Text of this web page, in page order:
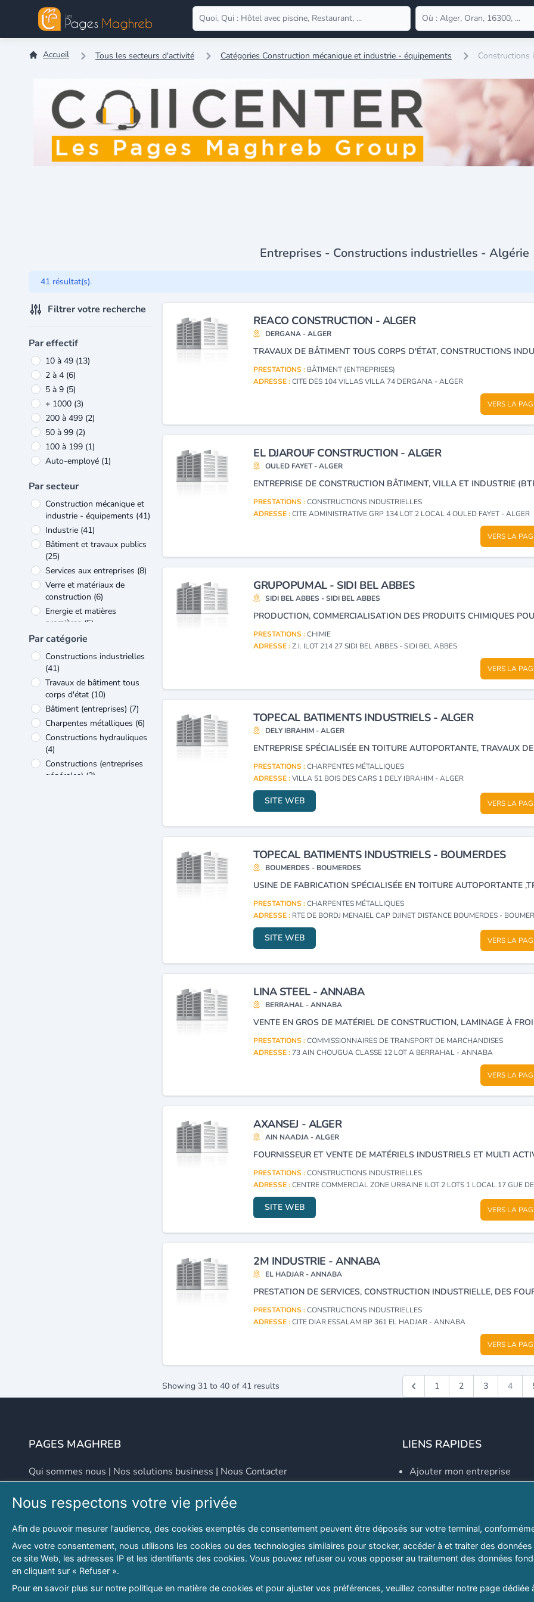
Accueil Tous les secteurs d'activité Catégories Construction mécanique et industrie - équipements Constructions
Entreprises - Constructions industrielles - Algérie
41 résultat(s).
Filtrer votre recherche
Par effectif
10 à 49 (13)
2 à 4 (6)
5 à 9 (5)
+ 1000 (3)
200 à 499 (2)
50 à 99 (2)
100 à 199 (1)
Auto-employé (1)
Par secteur
Construction mécanique et
industrie - équipements (41)
Industrie (41)
Bâtiment et travaux publics
(25)
Services aux entreprises (8)
Verre et matériaux de
construction (6)
Energie et matières
premières (5)
Métallurgie et travail des
Transports et services
connexes
Equipement électrique et
électronique(2)
Agriculture et élevage (1)
Par catégorie
Constructions industrielles
(41)
Travaux de bâtiment tous
corps d'état (10)
Bâtiment (entreprises) (7)
Charpentes métalliques (6)
Constructions hydrauliques
(4)
Constructions (entreprises
générales) (3)
REACO CONSTRUCTION - ALGER
DERGANA - ALGER
PRESTATIONS : BÂTIMENT (ENTREPRISES)
ADRESSE :CITE DES 104 VILLAS VILLA 74 DERGANA - ALGER
VERS LA
EL DJAROUF CONSTRUCTION - ALGER
OULED FAYET - ALGER
ENTREPRISE DE CONSTRUCTION BÂTIMENT, VILLA ET INDUSTRIE
PRESTATIONS :CONSTRUCTIONS INDUSTRIELLES
ADRESSE :CITE ADMINISTRATIVE GRP 134 LOT 2 LOCAL 4 OULED FAYET - ALGER
VERS LA
GRUPOPUMAL - SIDI BEL ABBES
SIDI BEL ABBES - SIDI BEL ABBES
PRESTATIONS :CHIMIE
ADRESSE :Z.I. ILOT 214 27 SIDI BEL ABBES - SIDI BEL ABBES
VERS LA
TOPECAL BATIMENTS INDUSTRIELS - ALGER
DELY IBRAHIM - ALGER
PRESTATIONS :CHARPENTES MÉTALLIQUES
ADRESSE :VILLA 51 BOIS DES CARS 1 DELY IBRAHIM - ALGER
SITE WEB VERS LA
TOPECAL BATIMENTS INDUSTRIELS - BOUMERDES
BOUMERDES - BOUMERDES
PRESTATIONS :CHARPENTES MÉTALLIQUES
ADRESSE : RTE DE BORDJ MENAIEL CAP DJINET DISTANCE BOUMERDES -
SITE WEB VERS LA
LINA STEEL - ANNABA
BERRAHAL - ANNABA
PRESTATIONS :COMMISSIONNAIRES DE TRANSPORT DE MARCHANDISES
ADRESSE : 73 AIN CHOUGUA CLASSE 12 LOT A BERRAHAL - ANNABA
VERS LA
AXANSEJ - ALGER
AIN NAADJA - ALGER
FOURNISSEUR ET VENTE DE MATÉRIELS INDUSTRIELS ET MULTI
PRESTATIONS :CONSTRUCTIONS INDUSTRIELLES
ADRESSE :CENTRE COMMERCIAL ZONE URBAINE ILOT 2 LOTS 1 LOCAL 17 GUE DE CONSTANTINE AIN NAADJA
SITE WEB VERS LA
2M INDUSTRIE - ANNABA
EL HADJAR - ANNABA
PRESTATIONS :CONSTRUCTIONS INDUSTRIELLES
ADRESSE :CITE DIAR ESSALAM BP 361 EL HADJAR - ANNABA
VERS LA
Showing 31 to 40 of 41 results 1 2 3 4
PAGES MAGHREB
Qui sommes nous | Nos solutions business | Nous Contacter
Adresse
46 LOT. PETITE PROVENCE SIDI YAHIA
Hydra, Alger (16), Algérie
Email
contact@lespagesmaghreb.com
LIENS RAPIDES
Ajouter mon entreprise
Explorer par secteurs
Explorer par willayas
Le Guide D'Alger, guide-
Nous respectons votre vie privée
Afin de pouvoir mesurer l'audience, des cookies exemptés de consentement peuvent être déposés sur votre terminal,
Avec votre consentement, nous utilisons les cookies ou des technologies similaires pour stocker, accéder à et traiter des
ce site Web, les adresses IP et les identifiants des cookies. Vous pouvez refuser ou vous opposer au traitement des données
en cliquant sur « Refuser ».
Pour en savoir plus sur notre politique en matière de cookies et pour ajuster vos préférences, veuillez consulter notre page dédiée